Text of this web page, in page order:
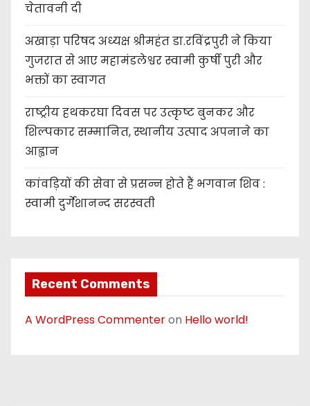
चेतावनी दी
अखाड़ा परिषद अध्यक्ष श्रीमहंत डा.रविंद्रपुरी ने किया
गुजरात से आए महामंडलेश्वर स्वामी कुर्षी पुरी और
भक्तों का स्वागत
राष्ट्रीय हथकरघा दिवस पर उत्कृष्ट बुनकर और
शिल्पकार सम्मानित, स्थानीय उत्पाद अपनाने का
आह्वान
कांवड़ियों की सेवा से प्रसन्न होते हैं भगवान शिव :
स्वामी दुर्गेशानन्द सरस्वती
Recent Comments
A WordPress Commenteron Hello world!